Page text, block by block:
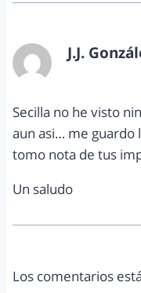
J.J.
Secilla no he visto
aun asi… me guardo
tomo nota de tus
Un saludo
Los comentarios